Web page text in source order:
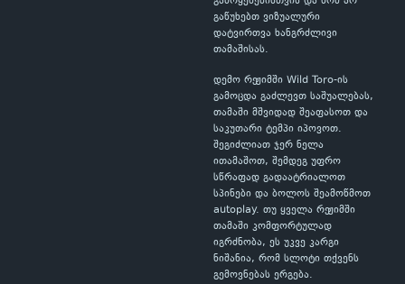
გაწუხებთ ვიზუალური
დატვირთვა ხანგრძლივი
თამაშისას.
დემო რეჟიმში Wild Toro-ის
გამოცდა გაძლევთ საშუალებას,
თამაში მშვიდად შეაფასოთ და
საკუთარი ტემპი იპოვოთ.
შეგიძლიათ ჯერ ნელა
ითამაშოთ, შემდეგ უფრო
სწრაფად გადაატრიალოთ
სპინები და ბოლოს შეამოწმოთ
autoplay. თუ ყველა რეჟიმში
თამაში კომფორტულად
იგრძნობა, ეს უკვე კარგი
ნიშანია, რომ სლოტი თქვენს
გემოვნებას ერგება.